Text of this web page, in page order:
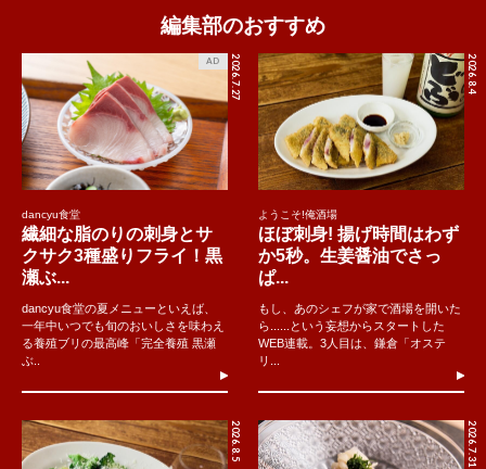
編集部のおすすめ
2026.7.27
AD
dancyu食堂
繊細な脂のりの刺身とサ
クサク3種盛りフライ！黒
瀬ぶ...
dancyu食堂の夏メニューといえば、
一年中いつでも旬のおいしさを味わえ
る養殖ブリの最高峰「完全養殖 黒瀬
ぶ..
2026.8.4
ようこそ!俺酒場
ほぼ刺身! 揚げ時間はわず
か5秒。生姜醤油でさっ
ぱ...
もし、あのシェフが家で酒場を開いた
ら......という妄想からスタートした
WEB連載。3人目は、鎌倉「オステ
リ...
2026.8.5 2026.7.31